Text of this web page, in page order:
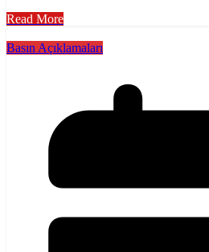
Read More
Basın Açıklamaları